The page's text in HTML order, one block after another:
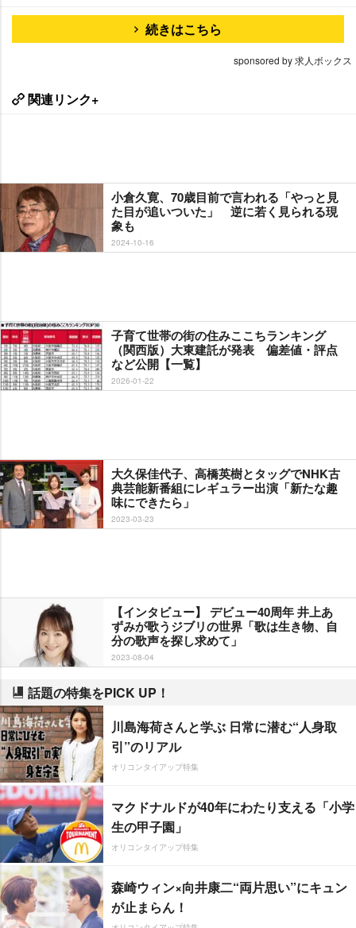
続きはこちら
sponsored by 求人ボックス
関連リンク+
小倉久寛、70歳目前で言われる「やっと見
た目が追いついた」 逆に若く見られる現
象も
2024-10-16
子育て世帯の街の住みここちランキング
（関西版）大東建託が発表 偏差値・評点
など公開【一覧】
2026-01-22
大久保佳代子、高橋英樹とタッグでNHK古
典芸能新番組にレギュラー出演「新たな趣
味にできたら」
2023-03-23
【インタビュー】 デビュー40周年 井上あ
ずみが歌うジブリの世界「歌は生き物、自
分の歌声を探し求めて」
2023-08-04
話題の特集をPICK UP！
川島海荷さんと学ぶ 日常に潜む“人身取
引”のリアル
オリコンタイアップ特集
マクドナルドが40年にわたり支える「小学
生の甲子園」
オリコンタイアップ特集
森崎ウィン×向井康二“両片思い”にキュン
が止まらん！